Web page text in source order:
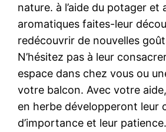
nature. à l’aide du potager et
aromatiques faites-leur
redécouvrir de nouvelles
N’hésitez pas à leur
espace dans chez vous ou
votre balcon. Avec votre
en herbe développeront leur
d’importance et leur